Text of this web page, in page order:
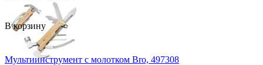
В корзину
Мультиинструмент с молотком Bro, 497308